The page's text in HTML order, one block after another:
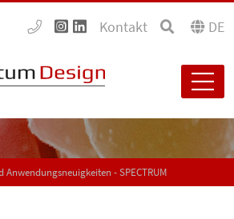
Kontakt DE
Anwendungsneuigkeiten - SPECTRUM